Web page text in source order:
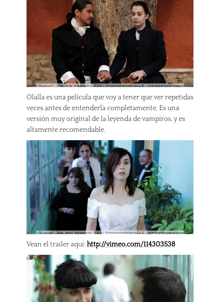
Olalla es una película que voy a tener que ver repetidas
veces antes de entenderla completamente. Es una
versión muy original de la leyenda de vampiros, y es
altamente recomendable.
Vean el trailer aquí:http://vimeo.com/114303538